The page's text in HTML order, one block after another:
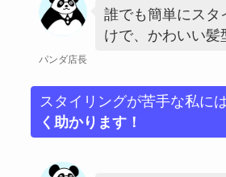
パンダ店長
誰でも簡単にスタ
けで、かわいい髪
スタイリングが苦手な私に
く助かります！